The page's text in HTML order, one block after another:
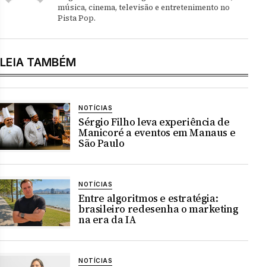
música, cinema, televisão e entretenimento no
Pista Pop.
LEIA TAMBÉM
NOTÍCIAS
Sérgio Filho leva experiência de
Manicoré a eventos em Manaus e
São Paulo
NOTÍCIAS
Entre algoritmos e estratégia:
brasileiro redesenha o marketing
na era da IA
NOTÍCIAS